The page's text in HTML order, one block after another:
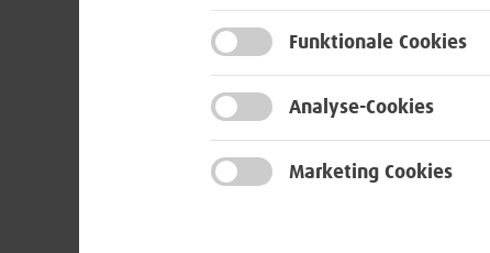
Funktionale Cookies
Analyse-Cookies
Marketing Cookies